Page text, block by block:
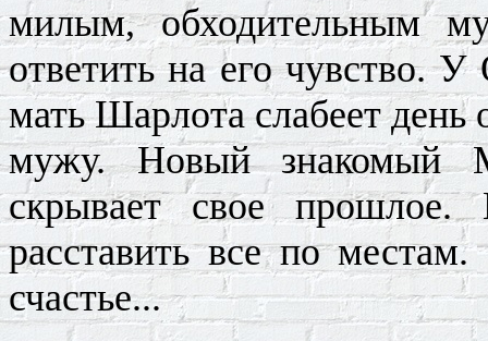
милым, обходительным
ответить на его чувство. У
мать Шарлота слабеет
мужу. Новый знакомый
скрывает свое
расставить все по
счастье...